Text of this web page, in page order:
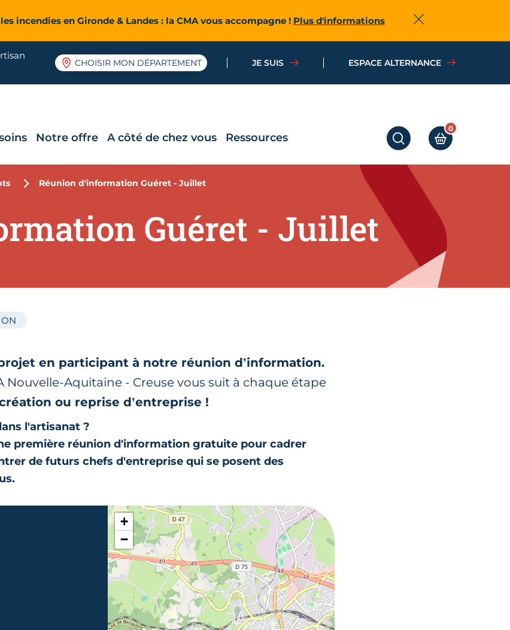
incendies en Gironde & Landes : la CMA vous accompagne ! Plus d'informations Fermer
CHOISIR MON DÉPARTEMENT JE SUIS ESPACE ALTERNANCE
RECHERCHERMON PANIER
0
Notre offre A côté de chez vous Ressources
Réunion d'information Guéret - Juillet
Guéret - Juillet
en participant à notre réunion d’information.
Nouvelle-Aquitaine - Creuse vous suit à chaque étape
ou reprise d’entreprise !
l'artisanat ?
première réunion d'information gratuite pour cadrer
de futurs chefs d'entreprise qui se posent des
+
−